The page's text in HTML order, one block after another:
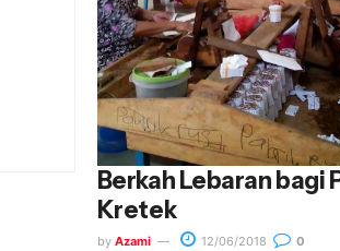
Berkah Lebaran bagi
Kretek
by Azami 12/06/2018 0